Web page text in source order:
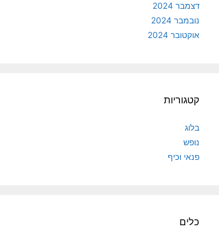
דצמבר 2024
נובמבר 2024
אוקטובר 2024
קטגוריות
בלוג
נופש
פנאי וכיף
כלים